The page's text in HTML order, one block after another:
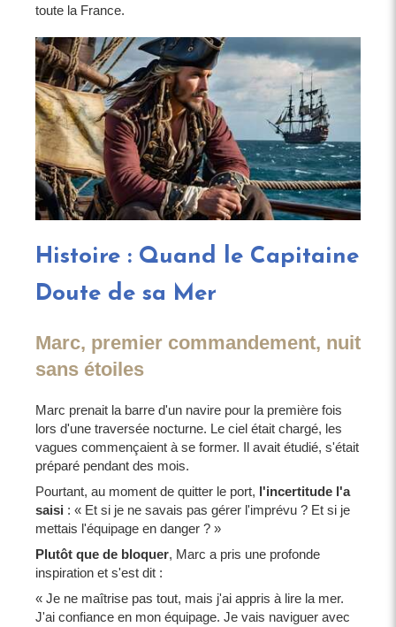
toute la France.
Histoire : Quand le Capitaine
Doute de sa Mer
Marc, premier commandement, nuit
sans étoiles
Marc prenait la barre d'un navire pour la première fois
lors d'une traversée nocturne. Le ciel était chargé, les
vagues commençaient à se former. Il avait étudié, s'était
préparé pendant des mois.
Pourtant, au moment de quitter le port, l'incertitude l'a
saisi : « Et si je ne savais pas gérer l'imprévu ? Et si je
mettais l'équipage en danger ? »
Plutôt que de bloquer, Marc a pris une profonde
inspiration et s'est dit :
« Je ne maîtrise pas tout, mais j'ai appris à lire la mer.
J'ai confiance en mon équipage. Je vais naviguer avec